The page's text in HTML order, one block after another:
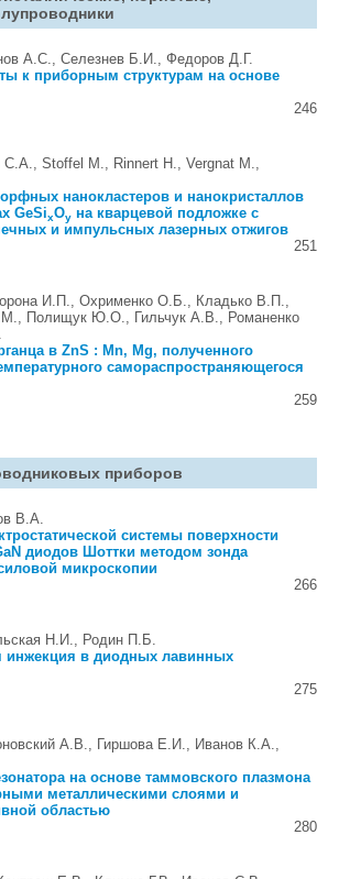
А.С., Селезнев Б.И., Федоров Д.Г.
к приборным структурам на основе
246
С.А., Stoffel M., Rinnert H., Vergnat M.,
нанокластеров и нанокристаллов
GeSixOy на кварцевой подложке с
и импульсных лазерных отжигов
251
И.П., Охрименко О.Б., Кладько В.П.,
Полищук Ю.О., Гильчук А.В., Романенко
в ZnS : Mn, Mg, полученного
самораспространяющегося
259
приборов
В.А.
системы поверхности
диодов Шоттки методом зонда
микроскопии
266
Н.И., Родин П.Б.
инжекция в диодных лавинных
275
А.В., Гиршова Е.И., Иванов К.А.,
на основе таммовского плазмона
металлическими слоями и
областью
280